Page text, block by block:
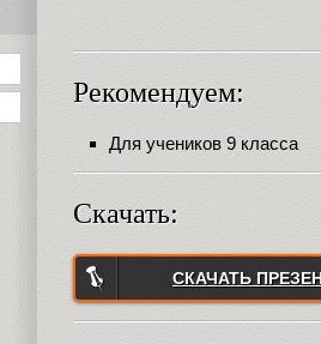
Рекомендуем:
Для учеников 9 класса
Скачать:
СКАЧАТЬ